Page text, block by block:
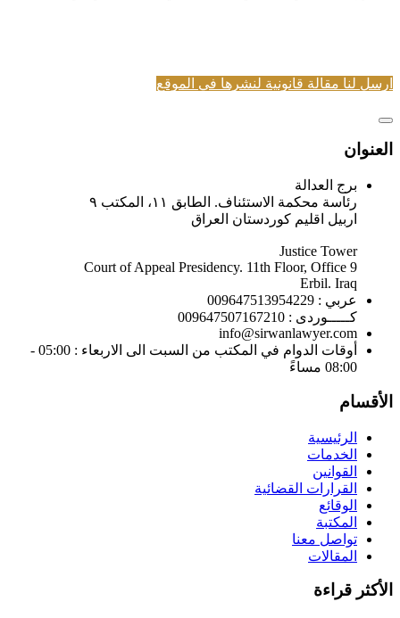
ارسل لنا مقالة قانونية لنشرها في الموقع
العنوان
برج العدالة
رئاسة محكمة الاستئناف. الطابق ١١، المكتب ٩
اربيل اقليم كوردستان العراق
Justice Tower
Court of Appeal Presidency. 11th Floor, Office 9
Erbil. Iraq
عربي : 009647513954229
كـــــوردى : 009647507167210
info@sirwanlawyer.com
أوقات الدوام في المكتب من السبت الى الاربعاء : 05:00 -
08:00 مساءً
الأقسام
الرئيسية
الخدمات
القوانين
القرارات القضائية
الوقائع
المكتبة
تواصل معنا
المقالات
الأكثر قراءة